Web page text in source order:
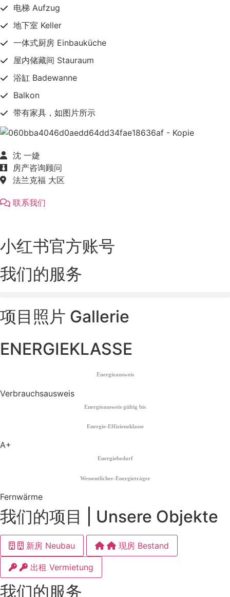
电梯 Aufzug
地下室 Keller
一体式厨房 Einbauküche
屋内储藏间 Stauraum
浴缸 Badewanne
Balkon
带有家具，如图片所示
沈 一婕
房产咨询顾问
法兰克福 大区
联系我们
小红书官方账号
我们的服务
项目照片 Gallerie
ENERGIEKLASSE
Energieausweis
Verbrauchsausweis
Energieausweis gültig bis
Energie-Effizienzklasse
A+
Energiebedarf
Wessentlicher-Energieträger
Fernwärme
我们的项目 | Unsere Objekte
新房 Neubau 现房 Bestand
出租 Vermietung
我们的服务